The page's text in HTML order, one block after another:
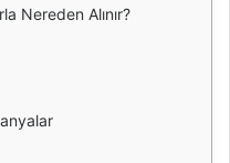
Nereden Alınır?